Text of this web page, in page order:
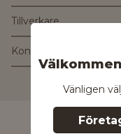
Vänligen
Tillverkare
Kontakta tillverkaren